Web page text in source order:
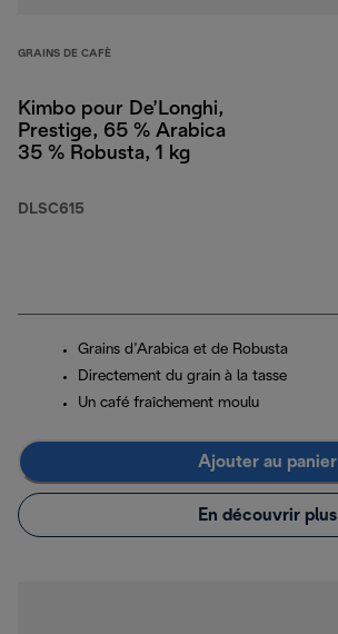
GRAINS DE CAFÈ
Kimbo pour De’Longhi,
Prestige, 65 % Arabica
35 % Robusta, 1 kg
DLSC615
Grains d’Arabica et de Robusta
Directement du grain à la tasse
Un café fraîchement moulu
Ajouter au panier
En découvrir plus